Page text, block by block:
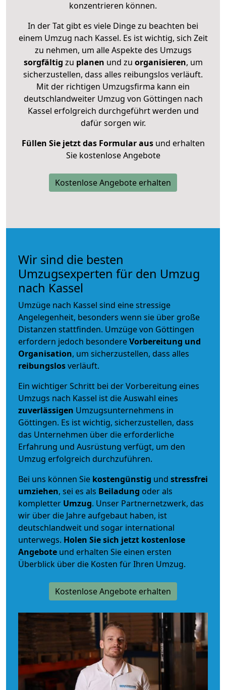
konzentrieren können.
In der Tat gibt es viele Dinge zu beachten bei
einem Umzug nach Kassel. Es ist wichtig, sich Zeit
zu nehmen, um alle Aspekte des Umzugs
sorgfältig zu planen und zu organisieren, um
sicherzustellen, dass alles reibungslos verläuft.
Mit der richtigen Umzugsfirma kann ein
deutschlandweiter Umzug von Göttingen nach
Kassel erfolgreich durchgeführt werden und
dafür sorgen wir.
Füllen Sie jetzt das Formular ausund erhalten
Sie kostenlose Angebote
Kostenlose Angebote erhalten
Wir sind die besten
Umzugsexperten für den Umzug
nach Kassel
Umzüge nach Kassel sind eine stressige
Angelegenheit, besonders wenn sie über große
Distanzen stattfinden. Umzüge von Göttingen
erfordern jedoch besondereVorbereitung und
Organisation, um sicherzustellen, dass alles
reibungslosverläuft.
Ein wichtiger Schritt bei der Vorbereitung eines
Umzugs nach Kassel ist die Auswahl eines
zuverlässigen Umzugsunternehmens in
Göttingen. Es ist wichtig, sicherzustellen, dass
das Unternehmen über die erforderliche
Erfahrung und Ausrüstung verfügt, um den
Umzug erfolgreich durchzuführen.
Bei uns können Sie kostengünstig und stressfrei
umziehen, sei es als Beiladung oder als
kompletter Umzug. Unser Partnernetzwerk, das
wir über die Jahre aufgebaut haben, ist
deutschlandweit und sogar international
unterwegs. Holen Sie sich jetzt kostenlose
Angebote und erhalten Sie einen ersten
Überblick über die Kosten für Ihren Umzug.
Kostenlose Angebote erhalten